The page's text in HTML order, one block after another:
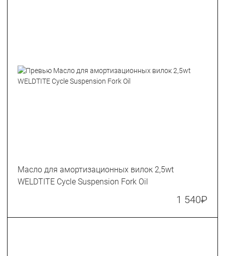
Масло для амортизационных вилок 2,5wt
WELDTITE Cycle Suspension Fork Oil
1 540₽